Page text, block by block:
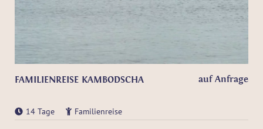
FAMILIENREISE KAMBODSCHA auf Anfrage
14 Tage Familienreise